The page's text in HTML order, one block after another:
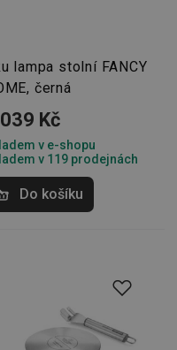
lampa stolní FANCY
černá
Kč
v e-shopu
v 119 prodejnách
Do košíku